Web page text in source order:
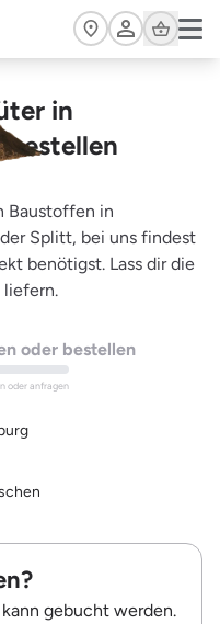
Cart
in
bestellen
Baustoffen in
Splitt, bei uns findest
benötigst. Lass dir die
liefern.
oder bestellen
oder anfragen
gebucht werden.